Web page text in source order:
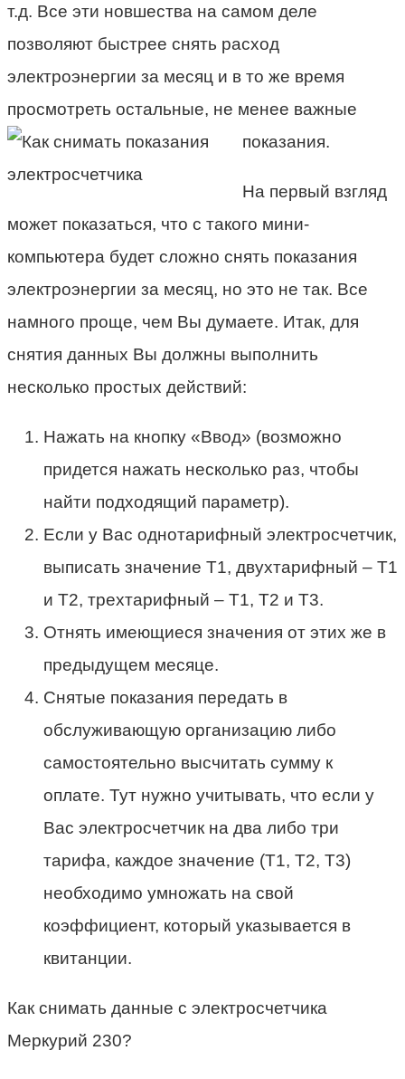
т.д. Все эти новшества на самом деле
позволяют быстрее снять расход
электроэнергии за месяц и в то же время
просмотреть остальные, не менее важные
показания.
На первый взгляд
может показаться, что с такого мини-
компьютера будет сложно снять показания
электроэнергии за месяц, но это не так. Все
намного проще, чем Вы думаете. Итак, для
снятия данных Вы должны выполнить
несколько простых действий:
Нажать на кнопку «Ввод» (возможно
придется нажать несколько раз, чтобы
найти подходящий параметр).
Если у Вас однотарифный электросчетчик,
выписать значение Т1, двухтарифный – Т1
и Т2, трехтарифный – Т1, Т2 и Т3.
Отнять имеющиеся значения от этих же в
предыдущем месяце.
Снятые показания передать в
обслуживающую организацию либо
самостоятельно высчитать сумму к
оплате. Тут нужно учитывать, что если у
Вас электросчетчик на два либо три
тарифа, каждое значение (Т1, Т2, Т3)
необходимо умножать на свой
коэффициент, который указывается в
квитанции.
Как снимать данные с электросчетчика
Меркурий 230?